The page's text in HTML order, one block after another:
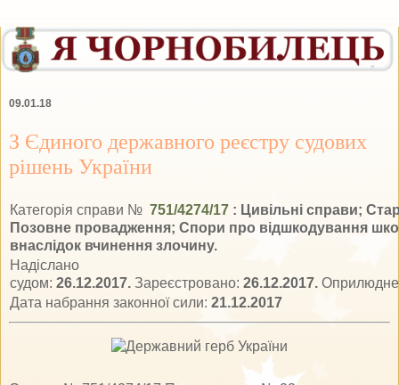
09.01.18
З Єдиного державного реєстру судових
рішень України
Категорія справи № 751/4274/17 : Цивільні справи;
Позовне провадження; Спори про відшкодування
внаслідок вчинення злочину.
Надіслано
судом: 26.12.2017. Зареєстровано: 26.12.2017.
Дата набрання законної сили: 21.12.2017